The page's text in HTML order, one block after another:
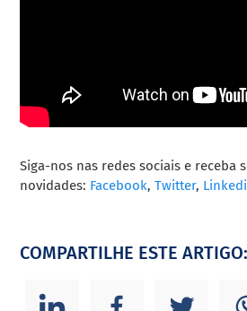
Siga-nos nas redes sociais e receba
novidades: Facebook, Twitter,
COMPARTILHE ESTE ARTIGO: